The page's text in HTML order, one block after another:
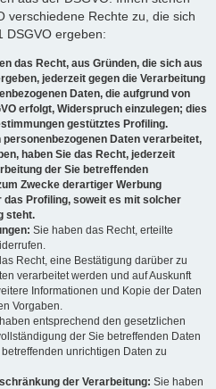
verschiedene Rechte zu, die sich
DSGVO ergeben:
das Recht, aus Gründen, die sich aus
jederzeit gegen die Verarbeitung
Daten, die aufgrund von
erfolgt, Widerspruch einzulegen; dies
gestütztes Profiling.
Daten verarbeitet,
haben Sie das Recht, jederzeit
der Sie betreffenden
Zwecke derartiger Werbung
das Profiling, soweit es mit solcher
steht.
Sie haben das Recht, erteilte
Recht, eine Bestätigung darüber zu
verarbeitet werden und auf Auskunft
Informationen und Kopie der Daten
Vorgaben.
entsprechend den gesetzlichen
der Sie betreffenden Daten
unrichtigen Daten zu
der Verarbeitung: Sie haben